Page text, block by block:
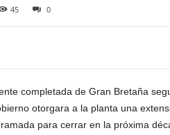
45 0
completada de Gran Bretaña
otorgara a la planta una
para cerrar en la próxima